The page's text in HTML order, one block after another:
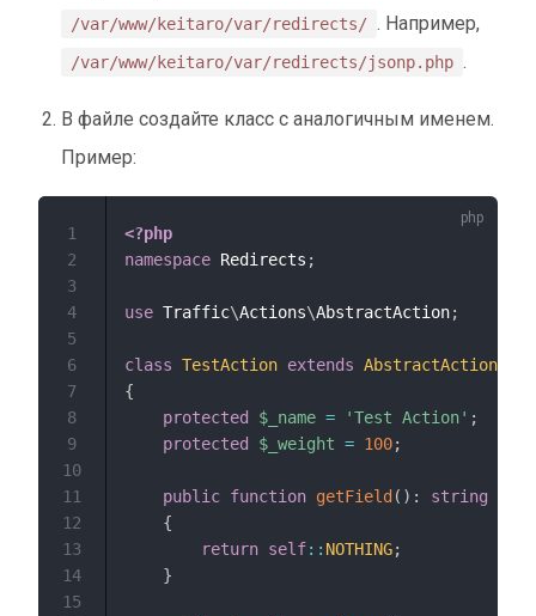
/var/www/keitaro/var/redirects/ . Например,
/var/www/keitaro/var/redirects/jsonp.php .
В файле создайте класс с аналогичным именем.
Пример:
<?php
namespace Redirects ;
use Traffic\Actions\AbstractAction;
class TestAction extends AbstractAction
{
protected
$_name = 'Test Action' ;
protected
$_weight = 100;
public function getField( ) :
string
{
return self:: NOTHING;
}
1
2
3
4
5
6
7
8
9
10
11
12
13
14
15